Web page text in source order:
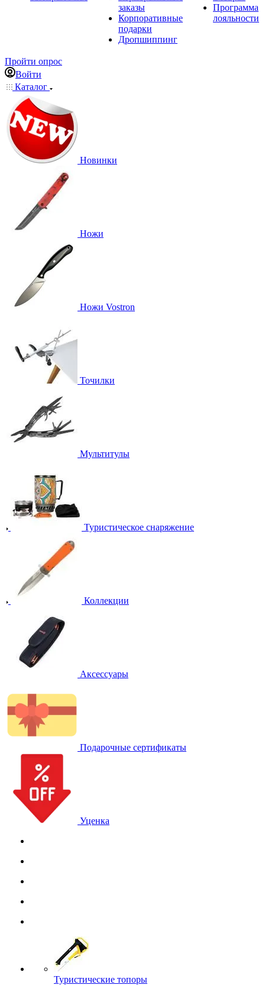
заказы
Корпоративные
подарки
Дропшиппинг
Программа
лояльности
Пройти опрос
Войти
Каталог
Новинки
Ножи
Ножи Vostron
Точилки
Мультитулы
Туристическое снаряжение
Коллекции
Аксессуары
Подарочные сертификаты
Уценка
Туристические топоры